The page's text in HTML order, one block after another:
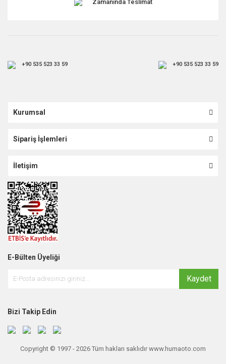
Zamanında Teslimat
+90 535 523 33 59 +90 535 523 33 59
Kurumsal
Sipariş İşlemleri
İletişim
E-Bülten Üyeliği
Kaydet
Bizi Takip Edin
Copyright © 1997 - 2026 Tüm hakları saklıdır www.humaoto.com